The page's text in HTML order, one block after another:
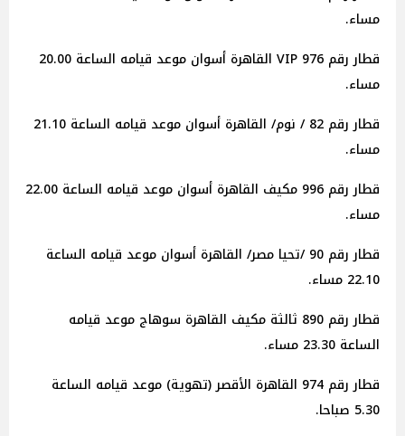
مساء.
قطار رقم 976 VIP القاهرة أسوان موعد قيامه الساعة 20.00
مساء.
قطار رقم 82 / نوم/ القاهرة أسوان موعد قيامه الساعة 21.10
مساء.
قطار رقم 996 مكيف القاهرة أسوان موعد قيامه الساعة 22.00
مساء.
قطار رقم 90 /تحيا مصر/ القاهرة أسوان موعد قيامه الساعة
22.10 مساء.
قطار رقم 890 ثالثة مكيف القاهرة سوهاج موعد قيامه
الساعة 23.30 مساء.
قطار رقم 974 القاهرة الأقصر (تهوية) موعد قيامه الساعة
5.30 صباحا.